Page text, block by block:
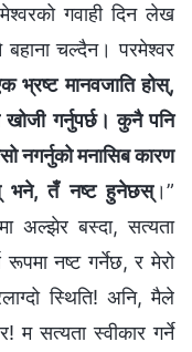
गवाही दिन लेख
बहाना चल्दैन। परमेश्‍वर
भ्रष्ट मानवजाति होस्,
गर्नुपर्छ। कुनै पनि
नगर्नुको मनासिब कारण
भने, तँ नष्ट हुनेछस्।”
अल्झेर बस्दा, सत्यता
रूपमा नष्ट गर्नेछ, र मेरो
स्थिति! अनि, मैले
म सत्यता स्वीकार गर्ने